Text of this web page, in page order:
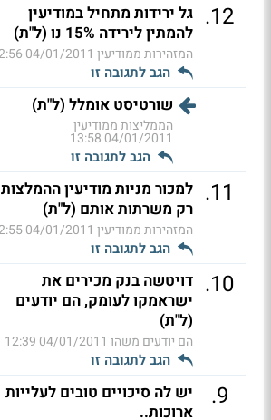
12
. גל ירידות מתחיל במודיעין
להמתין לירידה 15% נו (ל"ת)
המזהירות ממודיעין 04/01/2011 12:56
הגב לתגובה זו
שורטיסט אומלל (ל"ת)
הממליצות ממודיעין
04/01/2011 13:58
הגב לתגובה זו
11
. למכור מניות מודיעין ההמלצות
רק משרתות אותם (ל"ת)
המזהירות ממודיעין 04/01/2011 12:55
הגב לתגובה זו
10
. דויטשה בנק מכירים את
ישראמקו לעומק, הם יודעים
(ל"ת)
הם יודעים משהו 04/01/2011 12:39
הגב לתגובה זו
9
.
יש לה סיכויים טובים לעלייות
ארוכות..